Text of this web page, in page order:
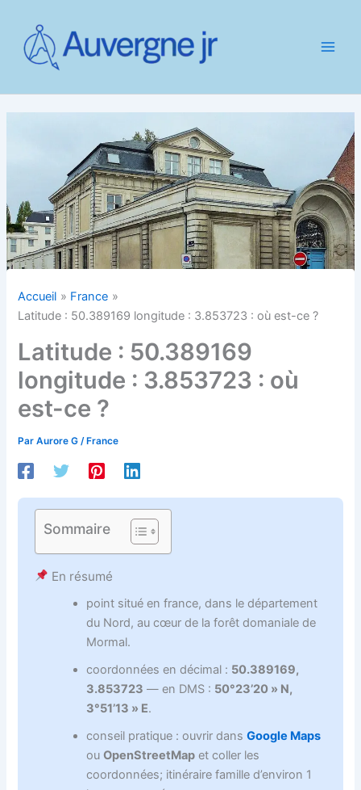
contenu
Accueil
France
Latitude : 50.389169 longitude : 3.853723 : où est-ce ?
Latitude : 50.389169
longitude : 3.853723 : où
est-ce ?
ParAurore G/France
Sommaire
En résumé
point situé en france, dans le département
du Nord, au cœur de la forêt domaniale de
Mormal.
coordonnées en décimal : 50.389169,
3.853723 — en DMS : 50°23’20 » N,
3°51’13 » E.
conseil pratique : ouvrir dans Google Maps
ou OpenStreetMapet coller les
coordonnées; itinéraire famille d’environ 1